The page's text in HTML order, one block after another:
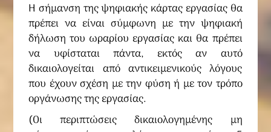
Η σήμανση της ψηφιακής κάρτας εργασίας θα
πρέπει να είναι σύμφωνη με την ψηφιακή
δήλωση του ωραρίου εργασίας και θα πρέπει
να υφίσταται πάντα, εκτός αν αυτό
δικαιολογείται από αντικειμενικούς λόγους
που έχουν σχέση με την φύση ή με τον τρόπο
οργάνωσης της εργασίας.
(Οι περιπτώσεις δικαιολογημένης μη